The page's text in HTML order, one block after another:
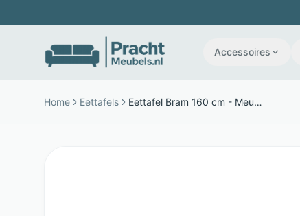
Accessoires
Home Eettafels Eettafel Bram 160 cm - Meubelpanelen - Matrixpoot - Zwart - Budget Home Store